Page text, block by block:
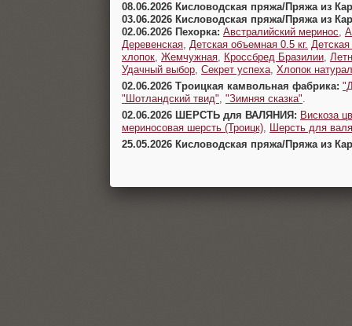
08.06.2026 Кисловодская пряжа/Пряжа из
03.06.2026 Кисловодская пряжа/Пряжа из
02.06.2026 Пехорка: Австралийский меринос
Деревенская Детская объемная 0.5 кг.
хлопок Жемчужная Кроссбред Бразилии
Удачный выбор Секрет успеха Хлопок
02.06.2026 Троицкая камвольная фабрика:
"Шотландский твид" "Зимняя сказка"
02.06.2026 ШЕРСТЬ для ВАЛЯНИЯ: Вискоза
мериносовая шерсть (Троицк)
Шерсть для
25.05.2026 Кисловодская пряжа/Пряжа из